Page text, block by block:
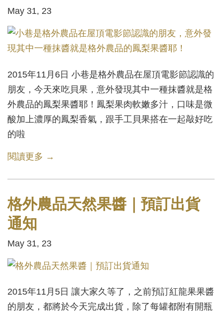
May 31, 23
2015年11月6日 小巷是格外農品在屋頂電影節認識的
朋友，今天來吃貝果，意外發現其中一種抹醬就是格
外農品的鳳梨果醬耶！鳳梨果肉軟嫩多汁，口味是微
酸加上濃厚的鳳梨香氣，跟手工貝果搭在一起敲好吃
的啦
閱讀更多 →
格外農品天然果醬｜預訂出貨
通知
May 31, 23
2015年11月5日 讓大家久等了，之前預訂紅龍果果醬
的朋友，都將於今天完成出貨，除了每罐都附有開瓶